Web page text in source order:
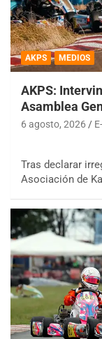
AKPS MEDIOS
AKPS:
Asamblea
6 agosto, 2026
Tras declarar
Asociación de